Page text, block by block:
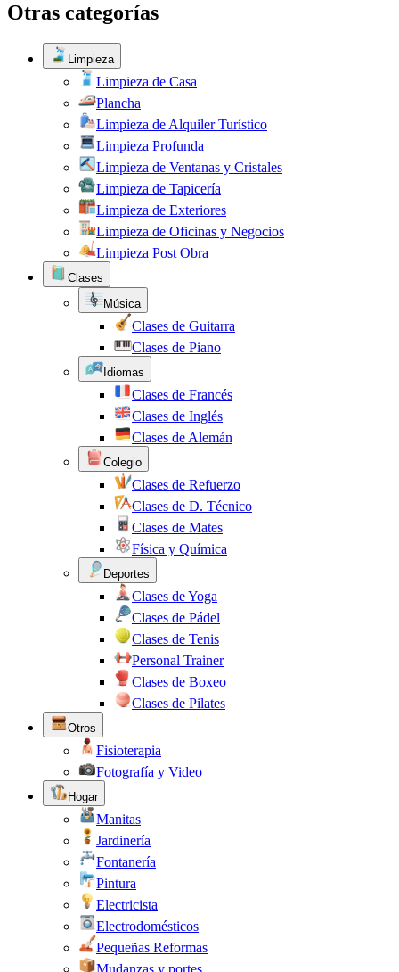
Otras categorías
Limpieza
Limpieza de Casa
Plancha
Limpieza de Alquiler Turístico
Limpieza Profunda
Limpieza de Ventanas y Cristales
Limpieza de Tapicería
Limpieza de Exteriores
Limpieza de Oficinas y Negocios
Limpieza Post Obra
Clases
Música
Clases de Guitarra
Clases de Piano
Idiomas
Clases de Francés
Clases de Inglés
Clases de Alemán
Colegio
Clases de Refuerzo
Clases de D. Técnico
Clases de Mates
Física y Química
Deportes
Clases de Yoga
Clases de Pádel
Clases de Tenis
Personal Trainer
Clases de Boxeo
Clases de Pilates
Otros
Fisioterapia
Fotografía y Video
Hogar
Manitas
Jardinería
Fontanería
Pintura
Electricista
Electrodomésticos
Pequeñas Reformas